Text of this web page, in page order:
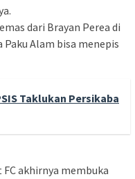
dari Brayan Perea di
Alam bisa menepis
Taklukan Persikaba
akhirnya membuka